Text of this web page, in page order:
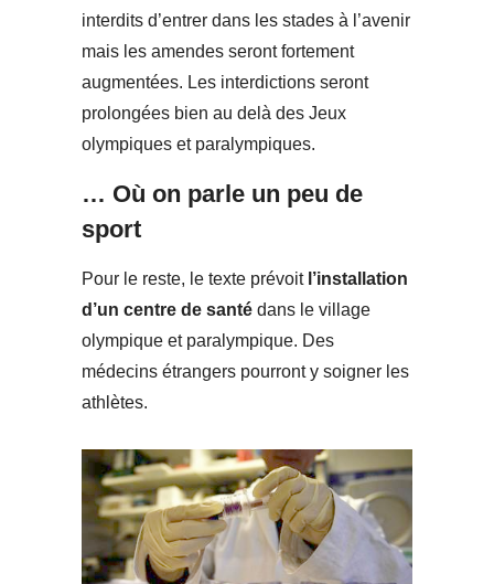
interdits d’entrer dans les stades à l’avenir
mais les amendes seront fortement
augmentées. Les interdictions seront
prolongées bien au delà des Jeux
olympiques et paralympiques.
… Où on parle un peu de
sport
Pour le reste, le texte prévoitl’installation
d’un centre de santé dans le village
olympique et paralympique. Des
médecins étrangers pourront y soigner les
athlètes.